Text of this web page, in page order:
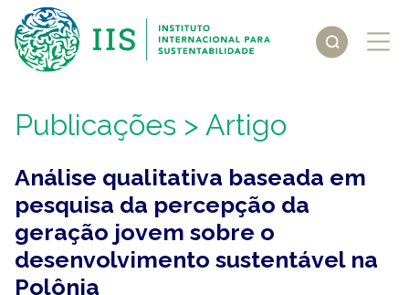
Publicações > Artigo
Análise qualitativa baseada em
pesquisa da percepção da
geração jovem sobre o
desenvolvimento sustentável na
Polônia